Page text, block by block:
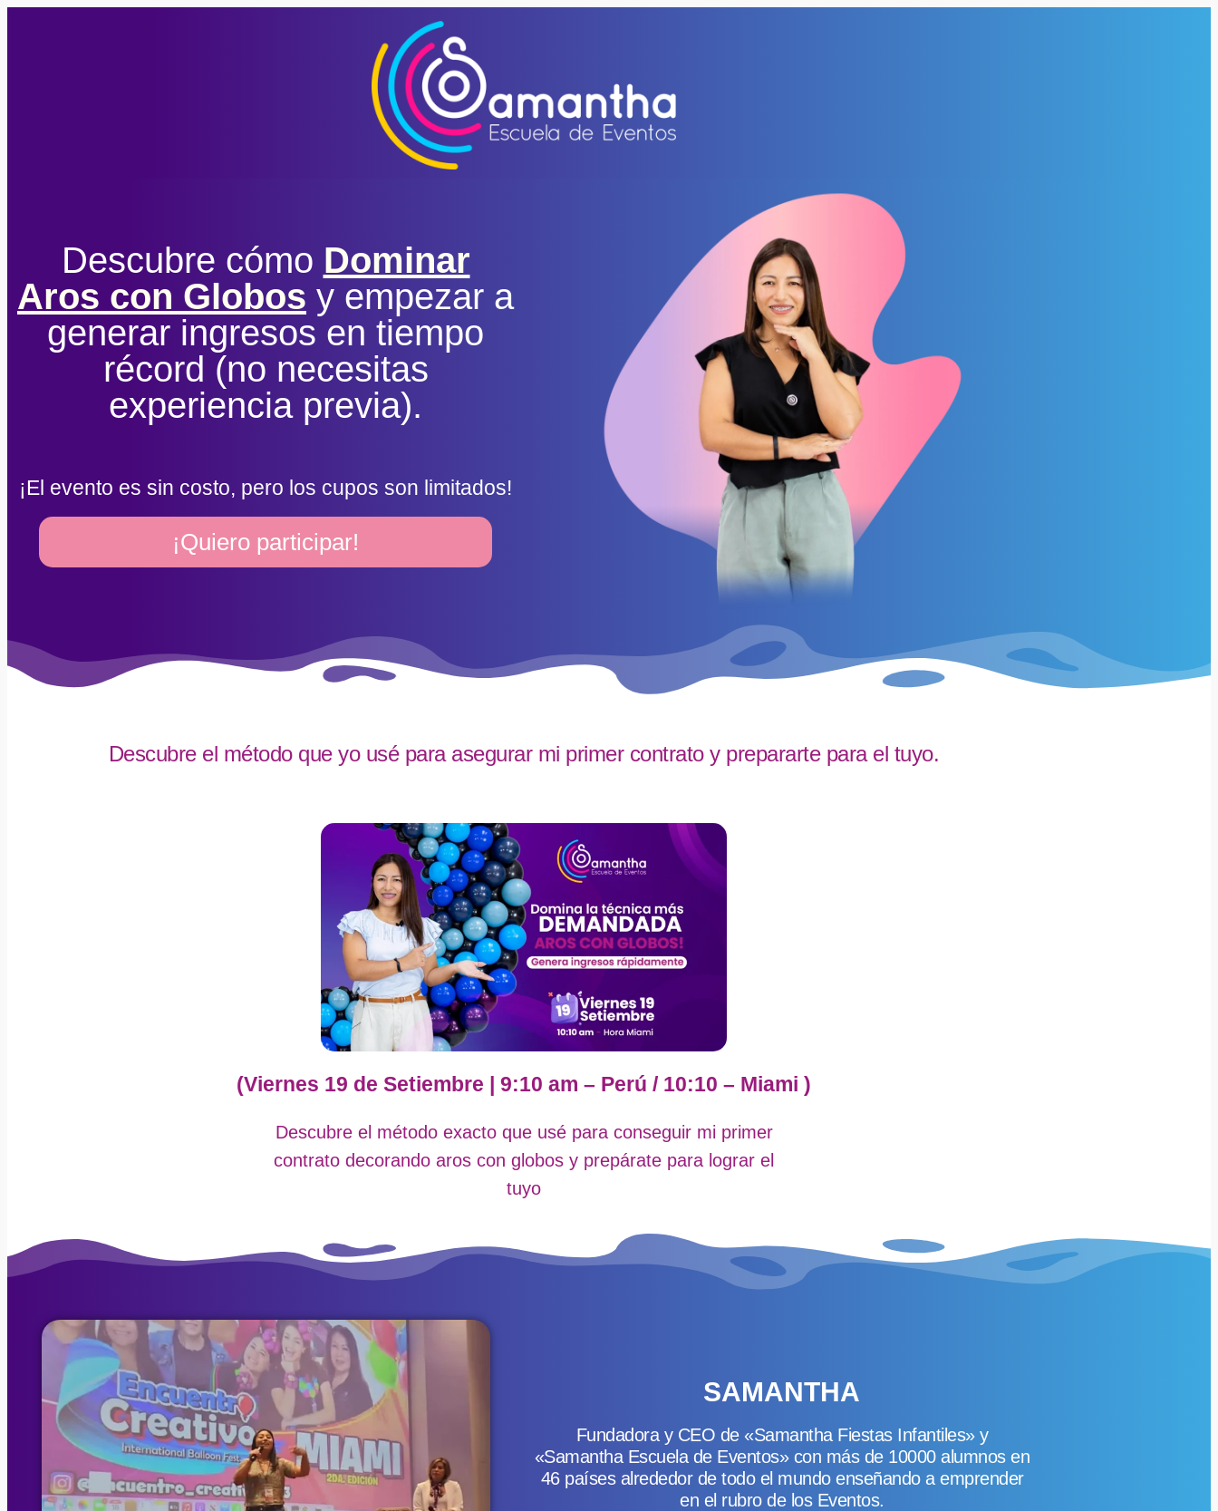
Descubre cómo Dominar
Aros con Globos y empezar a
generar ingresos en tiempo
récord (no necesitas
experiencia previa).
¡El evento es sin costo, pero los cupos son limitados!
¡Quiero participar!
Descubre el método que yo usé para asegurar mi primer contrato y prepararte para el tuyo.
(Viernes 19 de Setiembre | 9:10 am – Perú / 10:10 – Miami )
Descubre el método exacto que usé para conseguir mi primer
contrato decorando aros con globos y prepárate para lograr el
tuyo
SAMANTHA
Fundadora y CEO de «Samantha Fiestas Infantiles» y
«Samantha Escuela de Eventos» con más de 10000 alumnos en
46 países alrededor de todo el mundo enseñando a emprender
en el rubro de los Eventos.